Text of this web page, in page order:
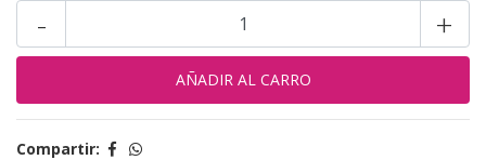
+
-
Compartir: